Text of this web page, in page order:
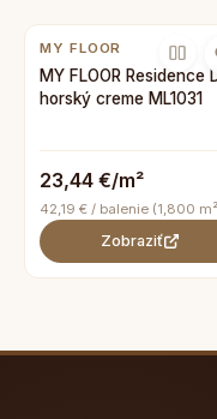
MY FLOOR
MY FLOOR Residence
horský creme ML1031
23,44 €/m²
42,19 € / balenie (1,800
Zobraziť